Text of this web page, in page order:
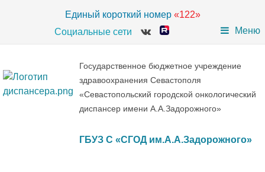
Единый короткий номер«122»
Социальные сети
Меню
Государственное бюджетное учреждение
здравоохранения Севастополя
«Севастопольский городской онкологический
диспансер имени А.А.Задорожного»
ГБУЗ С «СГОД им.А.А.Задорожного»